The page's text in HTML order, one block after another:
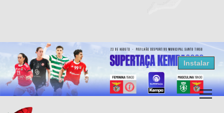
Resultados Andebol
Federação de Andebol de Portugal
Grátis - Disponivel na Play Store
Instalar